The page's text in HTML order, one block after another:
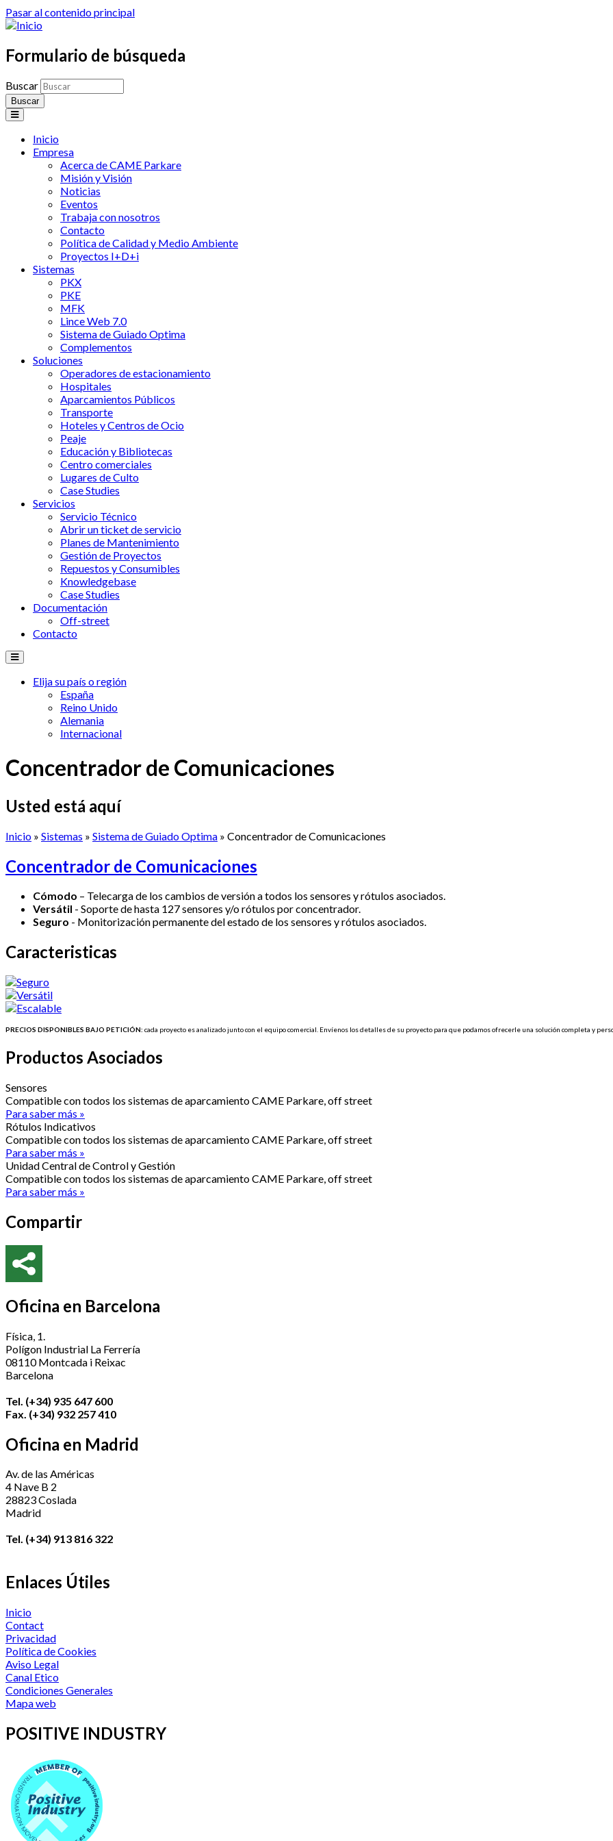
Pasar al contenido principal
Formulario de búsqueda
Buscar
Inicio
Empresa
Acerca de CAME Parkare
Misión y Visión
Noticias
Eventos
Trabaja con nosotros
Contacto
Política de Calidad y Medio Ambiente
Proyectos I+D+i
Sistemas
PKX
PKE
MFK
Lince Web 7.0
Sistema de Guiado Optima
Complementos
Soluciones
Operadores de estacionamiento
Hospitales
Aparcamientos Públicos
Transporte
Hoteles y Centros de Ocio
Peaje
Educación y Bibliotecas
Centro comerciales
Lugares de Culto
Case Studies
Servicios
Servicio Técnico
Abrir un ticket de servicio
Planes de Mantenimiento
Gestión de Proyectos
Repuestos y Consumibles
Knowledgebase
Case Studies
Documentación
Off-street
Contacto
Elija su país o región
España
Reino Unido
Alemania
Internacional
Concentrador de Comunicaciones
Usted está aquí
Inicio » Sistemas » Sistema de Guiado Optima » Concentrador de Comunicaciones
Concentrador de Comunicaciones
Cómodo – Telecargade los cambios deversiónatodos los sensores yrótulos asociados.
Versátil - Soportedehasta 127sensores y/orótulos porconcentrador.
Seguro - Monitorizaciónpermanentedelestadode los sensores yrótulos asociados.
Caracteristicas
PRECIOS DISPONIBLES BAJO PETICIÓN: cada proyecto esanalizadojuntocon el equipocomercial Envíenos losdetallesde su proyecto para que podamosofrecerle una solución completa y
Productos Asociados
Sensores
Compatible con todos los sistemas de aparcamiento CAME Parkare, off street
Para saber más »
Rótulos Indicativos
Compatible con todos los sistemas de aparcamiento CAME Parkare, off street
Para saber más »
Unidad Central de Control y Gestión
Compatible con todos los sistemas de aparcamiento CAME Parkare, off street
Para saber más »
Compartir
Oficina en Barcelona
Física, 1.
Polígon Industrial La Ferrería
08110 Montcada i Reixac
Barcelona
Tel. (+34) 935 647 600
Fax. (+34) 932 257 410
Oficina en Madrid
Av. de las Américas
4 Nave B 2
28823 Coslada
Madrid
Tel. (+34) 913 816 322
Enlaces Útiles
Inicio
Contact
Privacidad
Política de Cookies
Aviso Legal
Canal Etico
Condiciones Generales
Mapa web
POSITIVE INDUSTRY